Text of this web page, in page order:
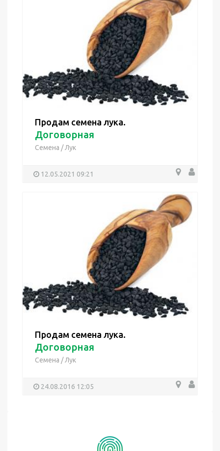
Продам семена лука.
Договорная
Семена /Лук
12.05.2021 09:21
Продам семена лука.
Договорная
Семена /Лук
24.08.2016 12:05